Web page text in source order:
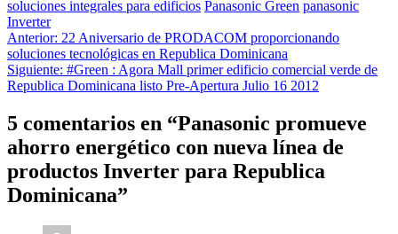
soluciones integrales para edificios Panasonic Green panasonic
Inverter
Navegación
de
entradas
Anterior: 22 Aniversario de PRODACOM proporcionando
soluciones tecnológicas en Republica Dominicana
Siguiente: #Green : Agora Mall primer edificio comercial verde de
Republica Dominicana listo Pre-Apertura Julio 16 2012
5 comentarios en “Panasonic promueve
ahorro energético con nueva línea de
productos Inverter para Republica
Dominicana”